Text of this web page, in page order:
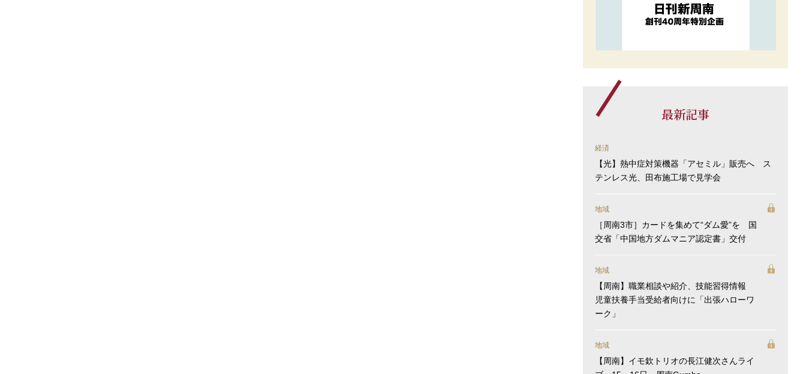
最新記事
経済
【光】熱中症対策機器「アセミル」販売へ ス
テンレス光、田布施工場で見学会
地域
［周南3市］カードを集めて“ダム愛”を 国
交省「中国地方ダムマニア認定書」交付
地域
【周南】職業相談や紹介、技能習得情報
児童扶養手当受給者向けに「出張ハローワ
ーク」
地域
【周南】イモ欽トリオの長江健次さんライ